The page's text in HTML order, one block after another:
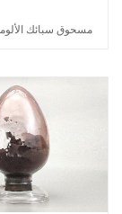
مسحوق سبائك